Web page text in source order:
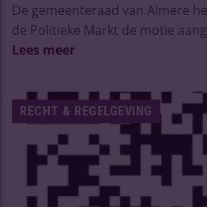
De gemeenteraad van Almere
de Politieke Markt de motie
Lees meer
RECHT & REGELGEVING